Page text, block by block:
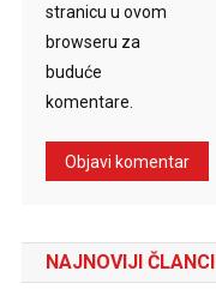
stranicu u ovom
browseru za
buduće
komentare.
NAJNOVIJI ČLANCI